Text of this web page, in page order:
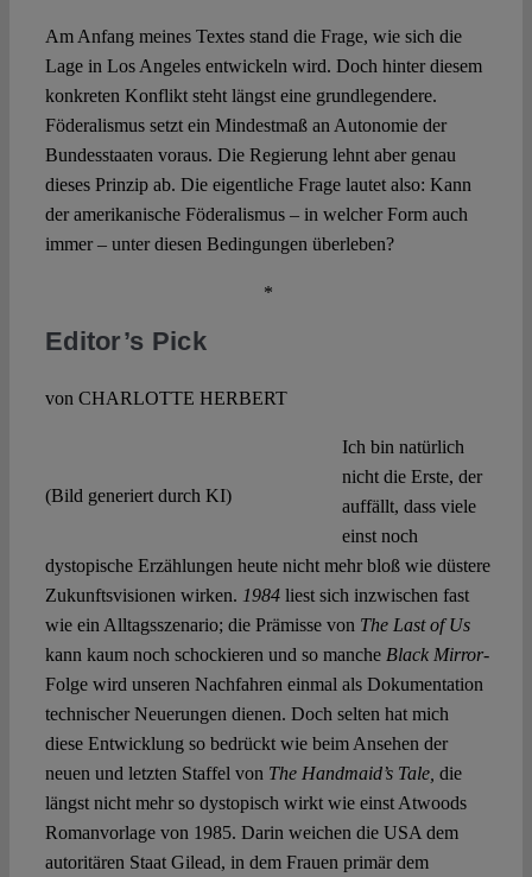
Am Anfang meines Textes stand die Frage, wie sich die
Lage in Los Angeles entwickeln wird. Doch hinter diesem
konkreten Konflikt steht längst eine grundlegendere.
Föderalismus setzt ein Mindestmaß an Autonomie der
Bundesstaaten voraus. Die Regierung lehnt aber genau
dieses Prinzip ab. Die eigentliche Frage lautet also: Kann
der amerikanische Föderalismus – in welcher Form auch
immer – unter diesen Bedingungen überleben?
*
Editor’s Pick
von CHARLOTTE HERBERT
(Bild generiert durch KI)
Ich bin natürlich
nicht die Erste, der
auffällt, dass viele
einst noch
dystopische Erzählungen heute nicht mehr bloß wie düstere
Zukunftsvisionen wirken. 1984liest sich inzwischen fast
wie ein Alltagsszenario; die Prämisse von The Last of Us
kann kaum noch schockieren und so manche Black Mirror-
Folge wird unseren Nachfahren einmal als Dokumentation
technischer Neuerungen dienen. Doch selten hat mich
diese Entwicklung so bedrückt wie beim Ansehen der
neuen und letzten Staffel von The Handmaid’s Tale, die
längst nicht mehr so dystopisch wirkt wie einst Atwoods
Romanvorlage von 1985. Darin weichen die USA dem
autoritären Staat Gilead, in dem Frauen primär dem